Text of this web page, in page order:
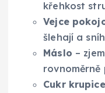
křehkost
Vejce
šlehají a
Máslo –
Cukr krupice